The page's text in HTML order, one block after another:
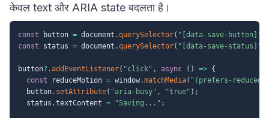
केवल text और ARIA state बदलता है।
const button = document .querySelector( "[data-save-button]"
const status = document .querySelector( "[data-save-status]"
button?.addEventListener( "click" , async ( ) => {
const reduceMotion = window.matchMedia( "(prefers-reduced-
  button
. setAttribute( "aria-busy" , "true" ) ;
  status
.textContent = "Saving..." ;